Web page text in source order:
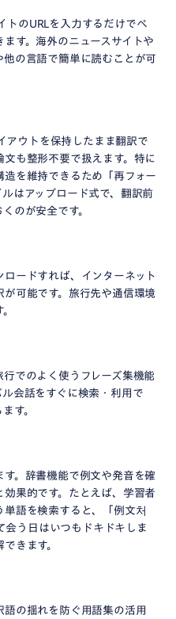
トのURLを入力するだけでペ
す。海外のニュースサイトや
の言語で簡単に読むことが可
アウトを保持したまま翻訳で
も整形不要で扱えます。​特に
を維持できるため「再フォー
はアップロード式で、翻訳前
のが安全です。
ードすれば、インターネット
可能です。旅行先や通信環境
でのよく使うフレーズ集機能
会話 をすぐに検索・利用で
す。
。​辞書機能で例文や発音を確
果的です。たとえば、学習者
単語を検索すると、「例文처
会う日はいつもドキドキしま
きます。
の揺れを防ぐ用語集の活用